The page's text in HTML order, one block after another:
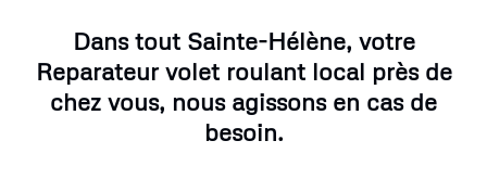
Dans tout Sainte-Hélène, votre
Reparateur volet roulant local près de
chez vous, nous agissons en cas de
besoin.